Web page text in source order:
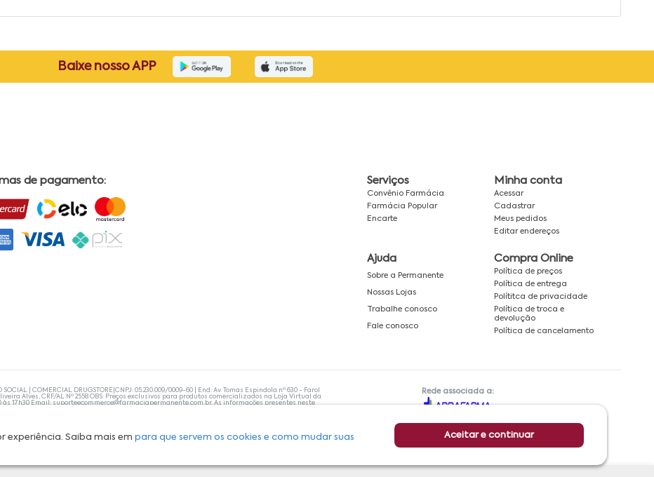
experiência. Saiba mais empara que servem os cookies e como mudar suas
Aceitar e continuar
Baixe nosso APP
de pagamento: Serviços
Convênio Farmácia
Farmácia Popular
Encarte
Minha conta
Acessar
Cadastrar
Meus pedidos
Editar endereços
Ajuda
Sobre a Permanente
Nossas Lojas
Trabalhe conosco
Fale conosco
Compra Online
Política de preços
Política de entrega
Polítitca de privacidade
Política de troca e
devolução
Política de cancelamento
| COMERCIAL DRUGSTORE|CNPJ: 05.230.009/0009-60 | End: Av. Tomas Espindola nº 630 - Farol
Alves, CRF/AL Nº 2558 OBS: Preços exclusivos para produtos comercializados na Loja Virtual da
às 17h30 Email: suporteecommerce@farmaciapermanente.com.br. As informações presentes neste
as orientações de um profissional da área médica. Apenas o médico está capacitado para
persistirem, um médico deve ser consultado. A Farmácia Permanente trabalha com as
suas compras com tranquilidade. A privacidade e a segurança dos clientes são compromissos da
da disponibilidade de produto em nosso estoque.
Rede associada a: